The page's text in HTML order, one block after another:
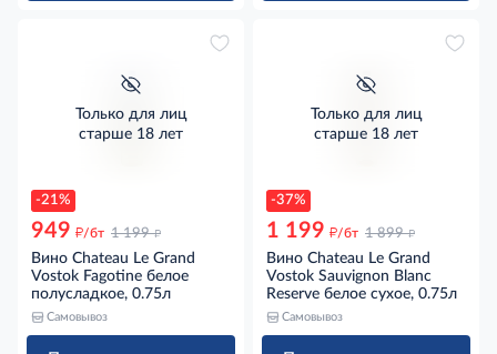
-21%
Только для лиц
старше 18 лет
949 д/бт 1 199 д
Вино Chateau Le Grand
Vostok Fagotine белое
полусладкое, 0.75л
Самовывоз
-37%
Только для лиц
старше 18 лет
1 199 д/бт 1 899 д
Вино Chateau Le Grand
Vostok Sauvignon Blanc
Reserve белое сухое, 0.75л
Самовывоз